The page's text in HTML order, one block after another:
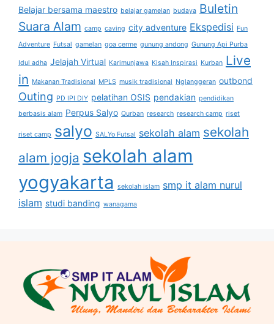
Belajar bersama maestro belajar gamelan budaya Buletin
Suara Alam camp caving city adventure Ekspedisi Fun
Adventure Futsal gamelan goa cerme gunung andong Gunung Api Purba
Idul adha Jelajah Virtual Karimunjawa Kisah Inspirasi Kurban Live
in Makanan Tradisional MPLS musik tradisional Nglanggeran outbond
Outing PD IPI DIY pelatihan OSIS pendakian pendidikan
berbasis alam Perpus Salyo Qurban research research camp riset
riset camp salyo SALYo Futsal sekolah alam sekolah
alam jogja sekolah alam
yogyakarta sekolah islam smp it alam nurul
islam studi banding wanagama